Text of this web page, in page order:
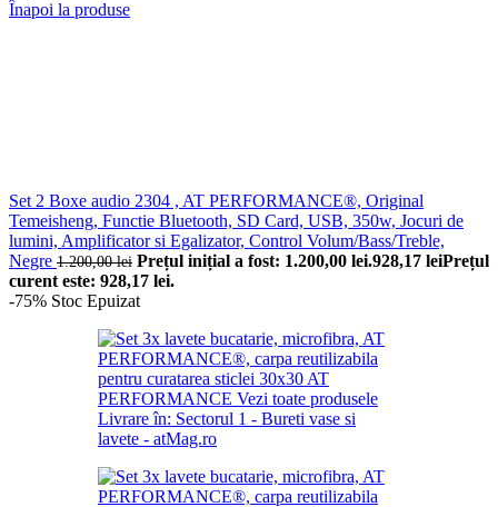
Înapoi la produse
Set 2 Boxe audio 2304 , AT PERFORMANCE®, Original
Temeisheng, Functie Bluetooth, SD Card, USB, 350w, Jocuri de
lumini, Amplificator si Egalizator, Control Volum/Bass/Treble,
Negre 1.200,00lei Prețul inițial a fost: 1.200,00 lei.928,17 leiPrețul
curent este: 928,17 lei.
-75% Stoc Epuizat